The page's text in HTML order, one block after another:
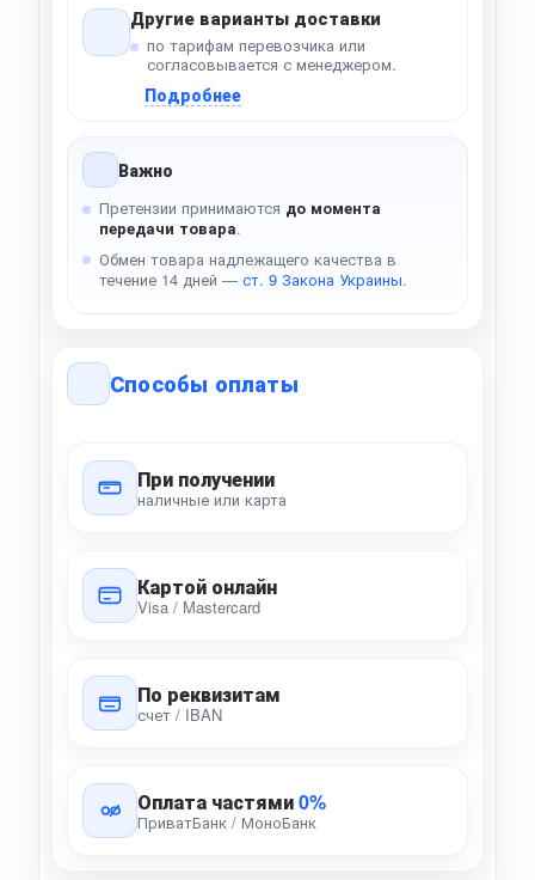
Другие варианты доставки
по тарифам перевозчика или
согласовывается с менеджером.
Подробнее
Важно
Претензии принимаются до момента
передачи товара.
Обмен товара надлежащего качества в
течение 14 дней — ст. 9 Закона Украины.
Способы оплаты
При получении
наличные или карта
Картой онлайн
Visa / Mastercard
По реквизитам
счет / IBAN
Оплата частями0%
ПриватБанк / МоноБанк